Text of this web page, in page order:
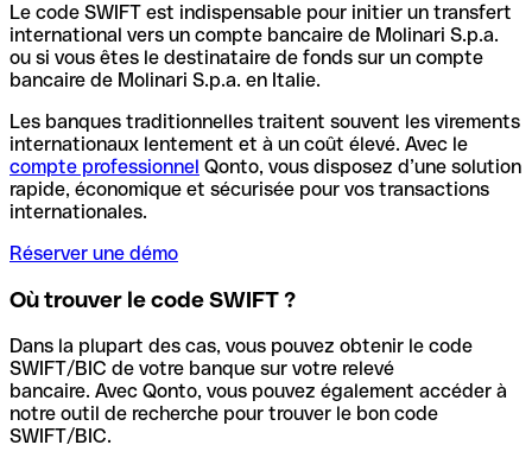
Le code SWIFT est indispensable pour initier un transfert
international vers un compte bancaire de Molinari S.p.a.
ou si vous êtes le destinataire de fonds sur un compte
bancaire de Molinari S.p.a. en Italie.
Les banques traditionnelles traitent souvent les virements
internationaux lentement et à un coût élevé. Avec le
compte professionnel Qonto, vous disposez d’une solution
rapide, économique et sécurisée pour vos transactions
internationales.
Réserver une démo
Où trouver le code SWIFT ?
Dans la plupart des cas, vous pouvez obtenir le code
SWIFT/BIC de votre banque sur votre relevé
bancaire. Avec Qonto, vous pouvez également accéder à
notre outil de recherche pour trouver le bon code
SWIFT/BIC.